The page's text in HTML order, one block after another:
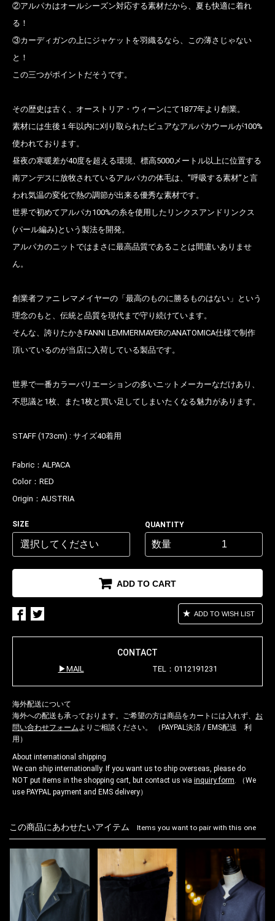
②アルパカはオールシーズン対応する素材だから、夏も快適に着れ
る！
③カーディガンの上にジャケットを羽織るなら、この薄さじゃない
と！
この三つがポイントだそうです。
その歴史は古く、オーストリア・ウィーンにて1877年より創業。
素材には生後１年以内に刈り取られたピュアなアルパカウールが100%
使われております。
昼夜の寒暖差が40度を超える環境、標高5000メートル以上に位置する
南アンデスに放牧されているアルパカの体毛は、”呼吸する素材”と言
われ気温の変化で熱の調節が出来る優秀な素材です。
世界で初めてアルパカ100%の糸を使用したリンクスアンドリンクス
(パール編み)という製法を開発。
アルパカのニットではまさに最高品質であることは間違いありませ
ん。
創業者ファニ レマメイヤーの「最高のものに勝るものはない」という
理念のもと、伝統と品質を現代まで守り続けています。
そんな、誇りたかきFANNI LEMMERMAYERのANATOMICA仕様で制作
頂いているのが当店に入荷している製品です。
世界で一番カラーバリエーションの多いニットメーカーなだけあり、
不思議と1枚、また1枚と買い足してしまいたくなる魅力があります。
STAFF (173cm) : サイズ40着用
Fabric： ALPACA
Color： RED
Origin： AUSTRIA
SIZE QUANTITY
数量
ADD TO CART
ADD TO WISH LIST
CONTACT
MAIL TEL：0112191231
海外配送について
海外への配送も承っております。ご希望の方は商品をカートには入れず、 お
問い合わせフォームよりご相談ください。 （PAYPAL決済 / EMS配送 利
用）
About international shipping
We can ship internationally. If you want us to ship overseas, please do
NOT put items in the shopping cart, but contact us via inquiry form. （We
use PAYPAL payment and EMS delivery）
この商品にあわせたいアイテム Items you want to pair with this one